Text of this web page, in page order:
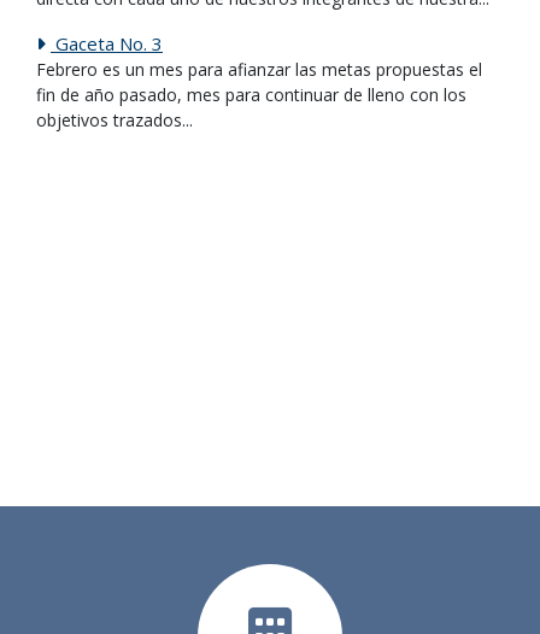
Gaceta No. 3
Febrero es un mes para afianzar las metas propuestas el
fin de año pasado, mes para continuar de lleno con los
objetivos trazados...